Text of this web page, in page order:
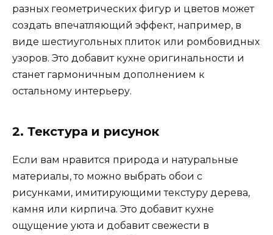
разных геометрических фигур и цветов может
создать впечатляющий эффект, например, в
виде шестиугольных плиток или ромбовидных
узоров. Это добавит кухне оригинальности и
станет гармоничным дополнением к
остальному интерьеру.
2. Текстура и рисунок
Если вам нравится природа и натуральные
материалы, то можно выбрать обои с
рисунками, имитирующими текстуру дерева,
камня или кирпича. Это добавит кухне
ощущение уюта и добавит свежести в